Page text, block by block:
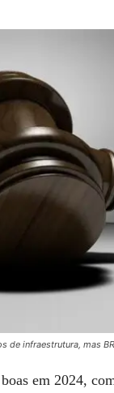
de infraestrutura, mas
boas em 2024,